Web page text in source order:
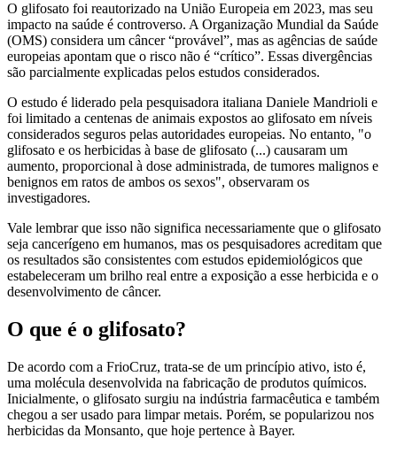
O glifosato foi reautorizado na União Europeia em 2023, mas seu
impacto na saúde é controverso. A Organização Mundial da Saúde
(OMS) considera um câncer “provável”, mas as agências de saúde
europeias apontam que o risco não é “crítico”. Essas divergências
são parcialmente explicadas pelos estudos considerados.
O estudo é liderado pela pesquisadora italiana Daniele Mandrioli e
foi limitado a centenas de animais expostos ao glifosato em níveis
considerados seguros pelas autoridades europeias. No entanto, "o
glifosato e os herbicidas à base de glifosato (...) causaram um
aumento, proporcional à dose administrada, de tumores malignos e
benignos em ratos de ambos os sexos", observaram os
investigadores.
Vale lembrar que isso não significa necessariamente que o glifosato
seja cancerígeno em humanos, mas os pesquisadores acreditam que
os resultados são consistentes com estudos epidemiológicos que
estabeleceram um brilho real entre a exposição a esse herbicida e o
desenvolvimento de câncer.
O que é o glifosato?
De acordo com a FrioCruz, trata-se de um princípio ativo, isto é,
uma molécula desenvolvida na fabricação de produtos químicos.
Inicialmente, o glifosato surgiu na indústria farmacêutica e também
chegou a ser usado para limpar metais. Porém, se popularizou nos
herbicidas da Monsanto, que hoje pertence à Bayer.